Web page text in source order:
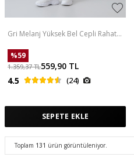
Gri Melanj Yüksek Bel Cepli Rahat
Alt - 94185
%59
1.359,37TL559,90 TL
4.5
(24)
SEPETE EKLE
Toplam 131 ürün görüntüleniyor.